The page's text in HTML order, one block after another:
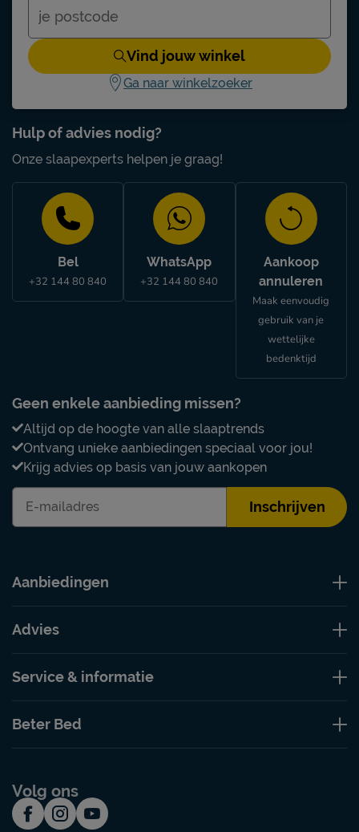
Hulp of advies nodig?
Onze slaapexperts helpen je graag!
Bel
+32 144 80 840
WhatsApp
+32 144 80 840
Aankoop
annuleren
Maak eenvoudig
gebruik van je
wettelijke
bedenktijd
Geen enkele aanbieding missen?
Altijd op de hoogte van alle slaaptrends
Ontvang unieke aanbiedingen speciaal voor jou!
Krijg advies op basis van jouw aankopen
Inschrijven
Vind jouw winkel
Ga naar winkelzoeker
Aanbiedingen
Advies
Service & informatie
Beter Bed
Volg ons